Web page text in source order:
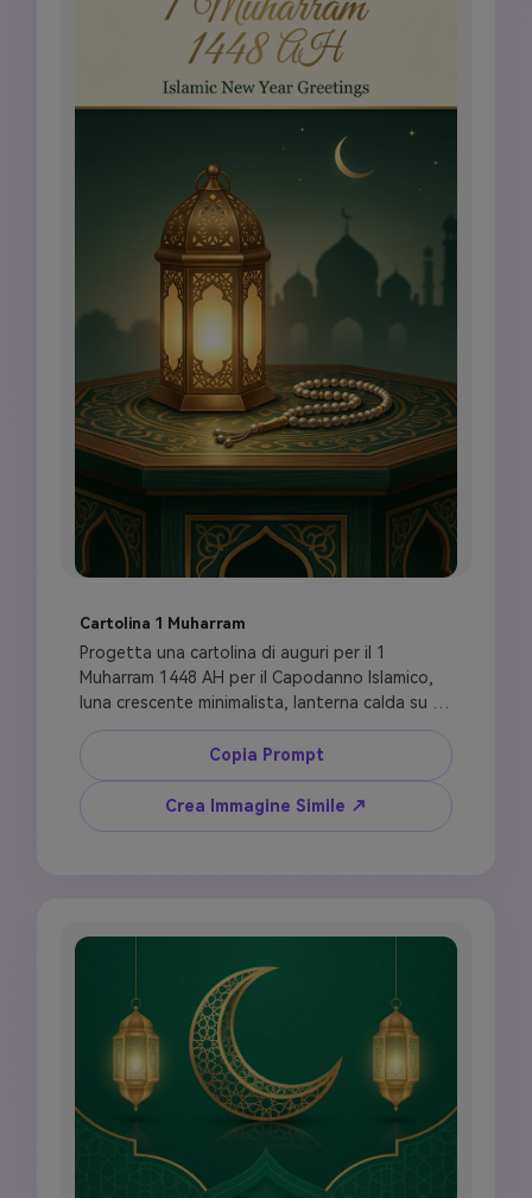
Cartolina 1 Muharram
Progetta una cartolina di auguri per il 1
Muharram 1448 AH per il Capodanno Islamico,
luna crescente minimalista, lanterna calda su un
tavolo decorato, rosario, silhouette di
moschea tenue in lontananza, area tipografica
elegante con le parole 1 Muharram 1448 AH,
palette di colori verde intenso, avorio e oro,
tono calmo riflessivo, cartolina digitale di alta
Copia Prompt
Crea Immagine Simile ↗